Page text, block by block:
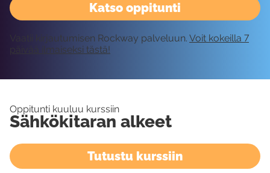
Katso oppitunti
Vaatii kirjautumisen Rockway palveluun. Voit kokeilla 7
päivää ilmaiseksi tästä!
Oppitunti kuuluu kurssiin
Sähkökitaran alkeet
Tutustu kurssiin